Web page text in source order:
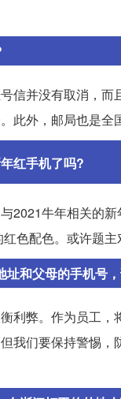
信并没有取消，
此外，邮局也是全
红手机了吗?
2021牛年相关的
色配色。或许题主
址和父母的手机号
利弊。作为员工
我们要保持警惕